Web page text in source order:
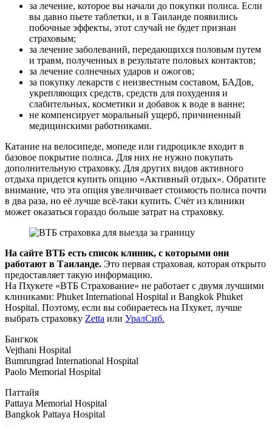
за лечение, которое вы начали до покупки полиса. Если
вы давно пьете таблетки, и в Таиланде появились
побочные эффекты, этот случай не будет признан
страховым;
за лечение заболеваний, передающихся половым путем
и травм, полученных в результате половых контактов;
за лечение солнечных ударов и ожогов;
за покупку лекарств с неизвестным составом, БАДов,
укрепляющих средств, средств для похудения и
слабительных, косметики и добавок к воде в ванне;
не компенсирует моральный ущерб, причиненный
медицинскими работниками.
Катание на велосипеде, мопеде или гидроцикле входит в
базовое покрытие полиса. Для них не нужно покупать
дополнительную страховку. Для других видов активного
отдыха придется купить опцию «Активный отдых». Обратите
внимание, что эта опция увеличивает стоимость полиса почти
в два раза, но её лучше всё-таки купить. Счёт из клиники
может оказаться гораздо больше затрат на страховку.
На сайте ВТБ есть список клиник, с которыми они
работают в Таиланде. Это первая страховая, которая открыто
предоставляет такую информацию.
На Пхукете «ВТБ Страхование» не работает с двумя лучшими
клиниками: Phuket International Hospital и Bangkok Phuket
Hospital. Поэтому, если вы собираетесь на Пхукет, лучше
выбрать страховку Zetta или УралСиб.
Бангкок
Vejthani Hospital
Bumrungrad International Hospital
Paolo Memorial Hospital
Паттайя
Pattaya Memorial Hospital
Bangkok Pattaya Hospital